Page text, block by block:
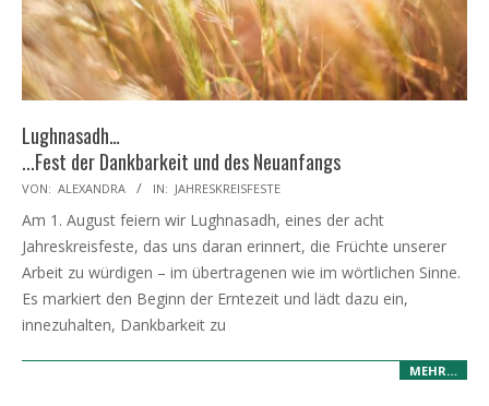
Lughnasadh…
...Fest der Dankbarkeit und des Neuanfangs
2025-
07-
29
VON: ALEXANDRA IN: JAHRESKREISFESTE
Am 1. August feiern wir Lughnasadh, eines der acht
Jahreskreisfeste, das uns daran erinnert, die Früchte unserer
Arbeit zu würdigen – im übertragenen wie im wörtlichen Sinne.
Es markiert den Beginn der Erntezeit und lädt dazu ein,
innezuhalten, Dankbarkeit zu
MEHR…